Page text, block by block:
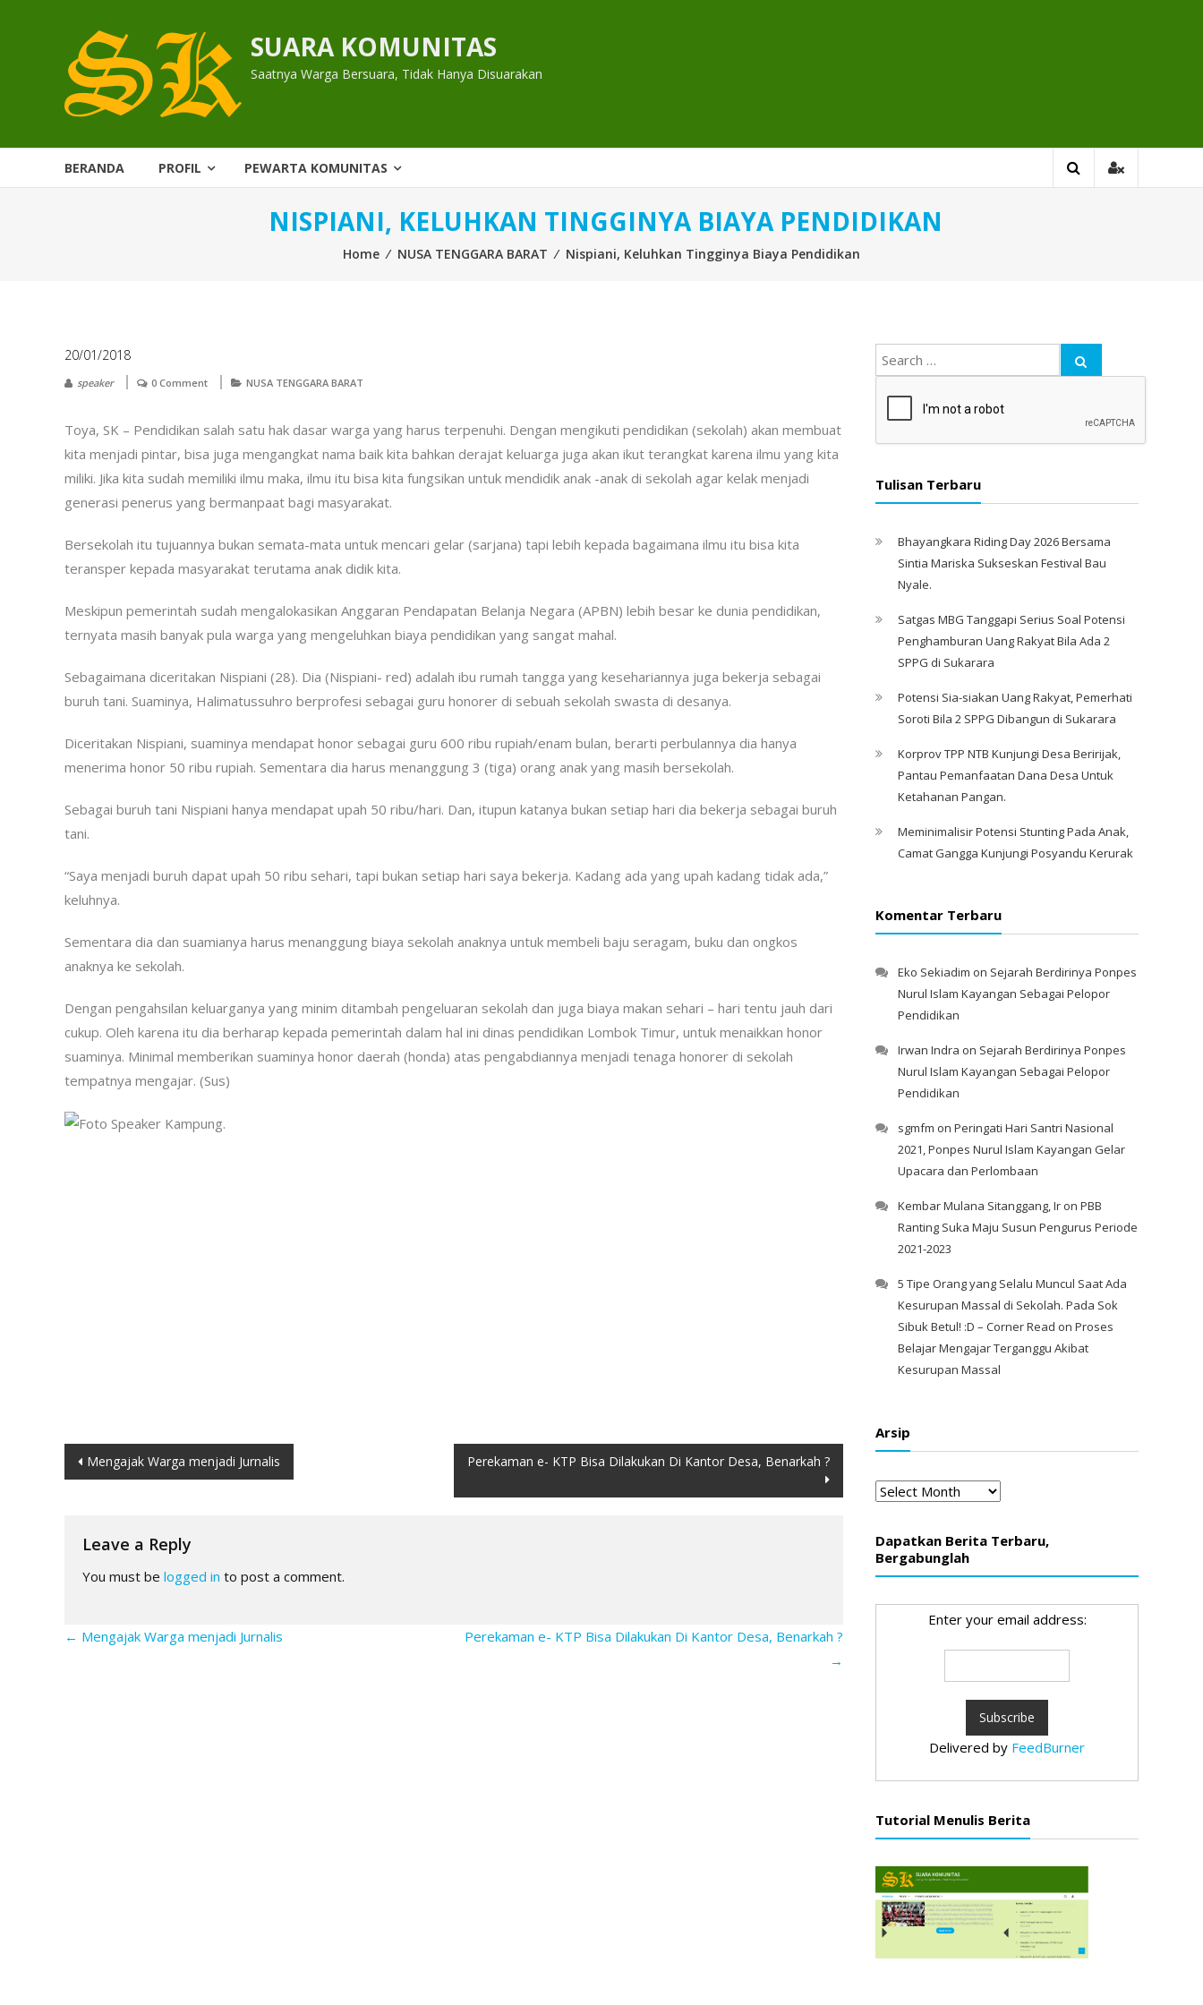
SUARA KOMUNITAS
Saatnya Warga Bersuara, Tidak Hanya Disuarakan
BERANDA PROFIL PEWARTA KOMUNITAS
NISPIANI, KELUHKAN TINGGINYA BIAYA PENDIDIKAN
Home ⁄ NUSA TENGGARA BARAT ⁄ Nispiani, Keluhkan Tingginya Biaya Pendidikan
20/01/2018
speaker 0 Comment NUSA TENGGARA BARAT
Toya, SK – Pendidikan salah satu hak dasar warga yang harus terpenuhi. Dengan mengikuti pendidikan (sekolah) akan membuat
kita menjadi pintar, bisa juga mengangkat nama baik kita bahkan derajat keluarga juga akan ikut terangkat karena ilmu yang kita
miliki. Jika kita sudah memiliki ilmu maka, ilmu itu bisa kita fungsikan untuk mendidik anak -anak di sekolah agar kelak menjadi
generasi penerus yang bermanpaat bagi masyarakat.
Bersekolah itu tujuannya bukan semata-mata untuk mencari gelar (sarjana) tapi lebih kepada bagaimana ilmu itu bisa kita
teransper kepada masyarakat terutama anak didik kita.
Meskipun pemerintah sudah mengalokasikan Anggaran Pendapatan Belanja Negara (APBN) lebih besar ke dunia pendidikan,
ternyata masih banyak pula warga yang mengeluhkan biaya pendidikan yang sangat mahal.
Sebagaimana diceritakan Nispiani (28). Dia (Nispiani- red) adalah ibu rumah tangga yang kesehariannya juga bekerja sebagai
buruh tani. Suaminya, Halimatussuhro berprofesi sebagai guru honorer di sebuah sekolah swasta di desanya.
Diceritakan Nispiani, suaminya mendapat honor sebagai guru 600 ribu rupiah/enam bulan, berarti perbulannya dia hanya
menerima honor 50 ribu rupiah. Sementara dia harus menanggung 3 (tiga) orang anak yang masih bersekolah.
Sebagai buruh tani Nispiani hanya mendapat upah 50 ribu/hari. Dan, itupun katanya bukan setiap hari dia bekerja sebagai buruh
tani.
“Saya menjadi buruh dapat upah 50 ribu sehari, tapi bukan setiap hari saya bekerja. Kadang ada yang upah kadang tidak ada,”
keluhnya.
Sementara dia dan suamianya harus menanggung biaya sekolah anaknya untuk membeli baju seragam, buku dan ongkos
anaknya ke sekolah.
Dengan pengahsilan keluarganya yang minim ditambah pengeluaran sekolah dan juga biaya makan sehari – hari tentu jauh dari
cukup. Oleh karena itu dia berharap kepada pemerintah dalam hal ini dinas pendidikan Lombok Timur, untuk menaikkan honor
suaminya. Minimal memberikan suaminya honor daerah (honda) atas pengabdiannya menjadi tenaga honorer di sekolah
tempatnya mengajar. (Sus)
Post
Mengajak Warga menjadi Jurnalis Perekaman e- KTP Bisa Dilakukan Di Kantor Desa, Benarkah ?
Leave a Reply
You must be logged in to post a comment.
← Mengajak Warga menjadi Jurnalis
Perekaman e- KTP Bisa Dilakukan Di Kantor Desa, Benarkah ?
→
Tulisan Terbaru
Bhayangkara Riding Day 2026 Bersama
Sintia Mariska Sukseskan Festival Bau
Nyale. ‎
Satgas MBG Tanggapi Serius Soal Potensi
Penghamburan Uang Rakyat Bila Ada 2
SPPG di Sukarara
Potensi Sia-siakan Uang Rakyat, Pemerhati
Soroti Bila 2 SPPG Dibangun di Sukarara
Korprov TPP NTB Kunjungi Desa Beririjak,
Pantau Pemanfaatan Dana Desa Untuk
Ketahanan Pangan.
Meminimalisir Potensi Stunting Pada Anak,
Camat Gangga Kunjungi Posyandu Kerurak
Komentar Terbaru
Eko Sekiadim on Sejarah Berdirinya Ponpes
Nurul Islam Kayangan Sebagai Pelopor
Pendidikan
Irwan Indra on Sejarah Berdirinya Ponpes
Nurul Islam Kayangan Sebagai Pelopor
Pendidikan
sgmfm on Peringati Hari Santri Nasional
2021, Ponpes Nurul Islam Kayangan Gelar
Upacara dan Perlombaan
Kembar Mulana Sitanggang, Ir on PBB
Ranting Suka Maju Susun Pengurus Periode
2021-2023
5 Tipe Orang yang Selalu Muncul Saat Ada
Kesurupan Massal di Sekolah. Pada Sok
Sibuk Betul! :D – Corner Read on Proses
Belajar Mengajar Terganggu Akibat
Kesurupan Massal
Arsip
Arsip
Dapatkan Berita Terbaru,
Bergabunglah
Enter your email address:
Delivered by FeedBurner
Tutorial Menulis Berita